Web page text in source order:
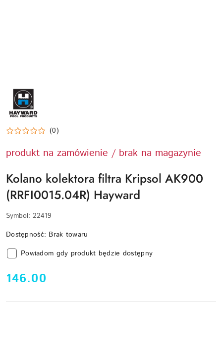
HAYWARD-
LOGO
(0)
produkt na zamówienie / brak na magazynie
Kolano kolektora filtra Kripsol AK900
(RRFI0015.04R) Hayward
Symbol: 22419
Dostępność: Brak towaru
Powiadom gdy produkt będzie dostępny
cena:
146.00